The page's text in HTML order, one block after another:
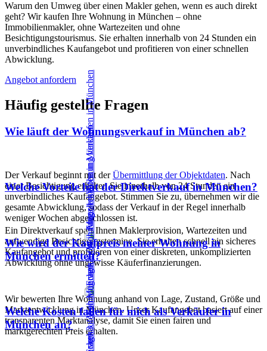
Warum den Umweg über einen Makler gehen, wenn es auch direkt
geht? Wir kaufen Ihre Wohnung in München – ohne
Immobilienmakler, ohne Wartezeiten und ohne
Besichtigungstourismus. Sie erhalten innerhalb von 24 Stunden ein
unverbindliches Kaufangebot und profitieren von einer schnellen
Abwicklung.
Angebot anfordern
Häufig gestellte Fragen
Wie läuft der Wohnungsverkauf in München ab?
Der Verkauf beginnt mit derÜbermittlung der Objektdaten. Nach
einer Besichtigung erhalten Sie innerhalb von 24 Stunden ein
unverbindliches Kaufangebot. Stimmen Sie zu, übernehmen wir die
gesamte Abwicklung, sodass der Verkauf in der Regel innerhalb
weniger Wochen abgeschlossen ist.
Welche Vorteile hat der Direktverkauf in München?
Ein Direktverkauf spart Ihnen Maklerprovision, Wartezeiten und
aufwendige Besichtigungstermine. Sie erhalten schnell ein sicheres
Kaufangebot und profitieren von einer diskreten, unkomplizierten
Abwicklung ohne ungewisse Käuferfinanzierungen.
Wie wird der Kaufpreis meiner Wohnung in
München ermittelt?
Wir bewerten Ihre Wohnung anhand von Lage, Zustand, Größe und
Marktentwicklung in München. Unser Kaufangebot basiert auf einer
transparenten Marktanalyse, damit Sie einen fairen und
marktgerechten Preis erhalten.
Welche Kosten fallen für mich als Verkäufer in
München an?